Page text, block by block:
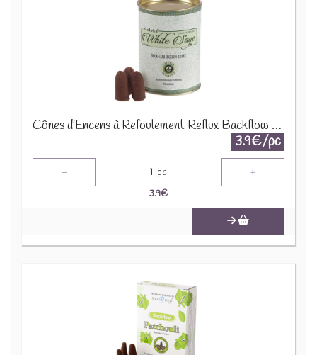
Cônes d'Encens à Refoulement Reflux Backflow Goloka - Sauge Blanche INC500
3.9€/pc
- 1 pc +
3.9€